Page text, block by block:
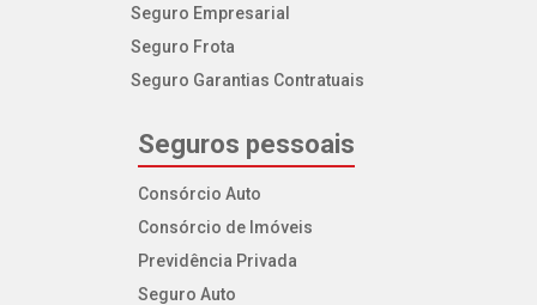
Seguro Empresarial
Seguro Frota
Seguro Garantias Contratuais
Seguros pessoais
Consórcio Auto
Consórcio de Imóveis
Previdência Privada
Seguro Auto